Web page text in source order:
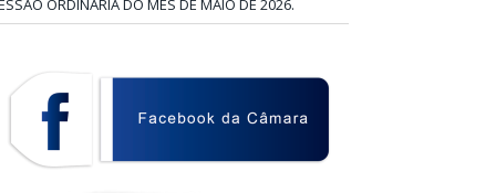
ORDINÁRIA DO MÊS DE MAIO DE 2026.